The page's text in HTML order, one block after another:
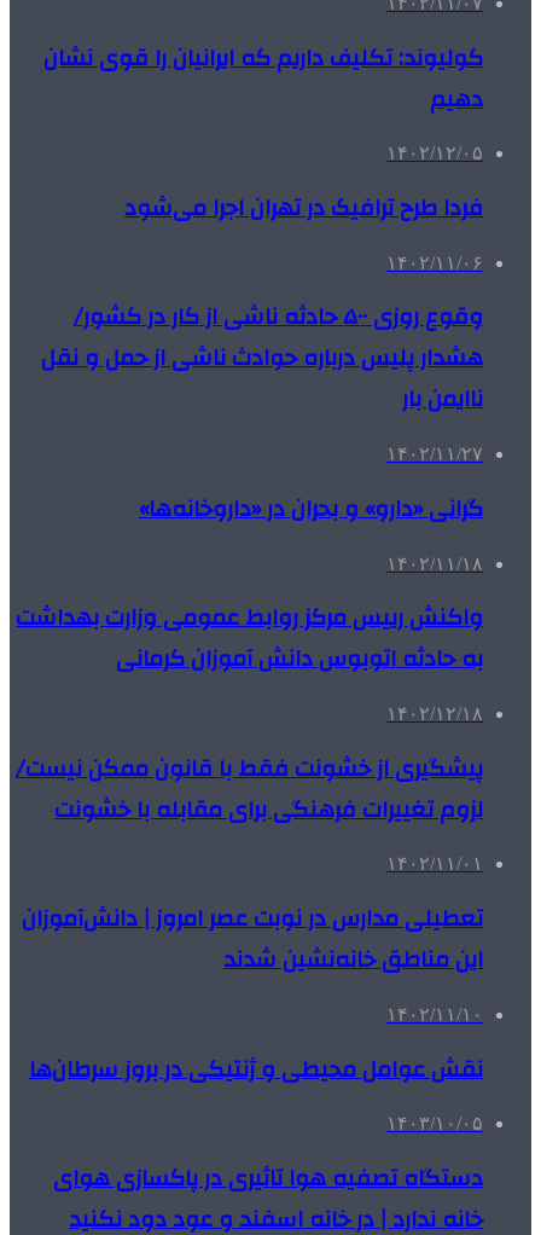
کولیوند: تکلیف داریم که ایرانیان را قوی نشان
دهیم
۱۴۰۲/۱۲/۰۵
فردا طرح ترافیک در تهران اجرا می‌شود
۱۴۰۲/۱۱/۰۶
وقوع روزی ۵۰۰ حادثه ناشی از کار در کشور/
هشدار پلیس درباره حوادث ناشی از حمل و نقل
ناایمن بار
۱۴۰۲/۱۱/۲۷
گرانی «دارو» و بحران در «داروخانه‌ها»
۱۴۰۲/۱۱/۱۸
واکنش رییس مرکز روابط عمومی وزارت بهداشت
به حادثه اتوبوس دانش آموزان کرمانی
۱۴۰۲/۱۲/۱۸
پیشگیری از خشونت فقط با قانون ممکن نیست/
لزوم تغییرات فرهنگی برای مقابله با خشونت
۱۴۰۲/۱۱/۰۱
تعطیلی مدارس در نوبت عصر امروز | دانش‌آموزان
این مناطق خانه‌نشین شدند
۱۴۰۲/۱۱/۱۰
نقش عوامل محیطی و ژنتیکی در بروز سرطان‌ها
۱۴۰۳/۱۰/۰۵
دستگاه تصفیه هوا تاثیری در پاکسازی هوای
خانه ندارد | در خانه اسفند و عود دود نکنید